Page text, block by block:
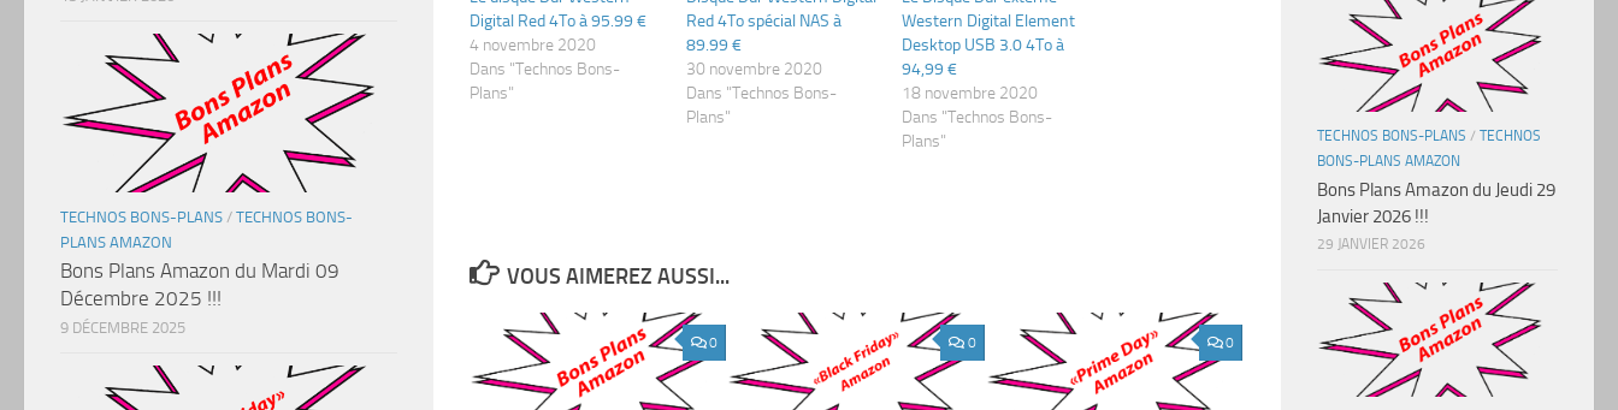
Digital Red 4To à 95.99 €
4 novembre 2020
Dans "Technos Bons-
Plans"
Red 4To spécial NAS à
89.99 €
30 novembre 2020
Dans "Technos Bons-
Plans"
Western Digital Element
Desktop USB 3.0 4To à
94,99 €
18 novembre 2020
Dans "Technos Bons-
Plans"
VOUS AIMEREZ AUSSI...
0 0 0
TECHNOS BONS-PLANS / TECHNOS BONS-
PLANS AMAZON
Bons Plans Amazon du Mardi 09
Décembre 2025 !!!
9 DÉCEMBRE 2025
TECHNOS BONS-PLANS / TECHNOS
BONS-PLANS AMAZON
Bons Plans Amazon du Jeudi 29
Janvier 2026 !!!
29 JANVIER 2026